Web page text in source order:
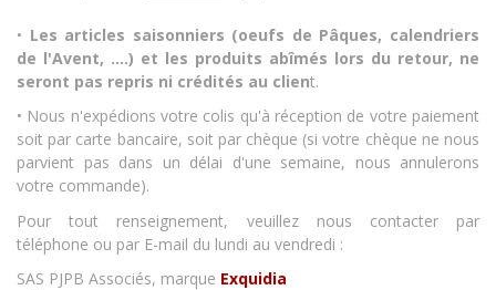
• Les articles saisonniers (oeufs de Pâques, calendriers
de l'Avent, ....) et les produits abîmés lors du retour, ne
seront pas repris ni crédités au client.
• Nous n'expédions votre colis qu'à réception de votre paiement
soit par carte bancaire, soit par chèque (si votre chèque ne nous
parvient pas dans un délai d'une semaine, nous annulerons
votre commande).
Pour tout renseignement, veuillez nous contacter par
téléphone ou par E-mail du lundi au vendredi :
SAS PJPB Associés, marque Exquidia